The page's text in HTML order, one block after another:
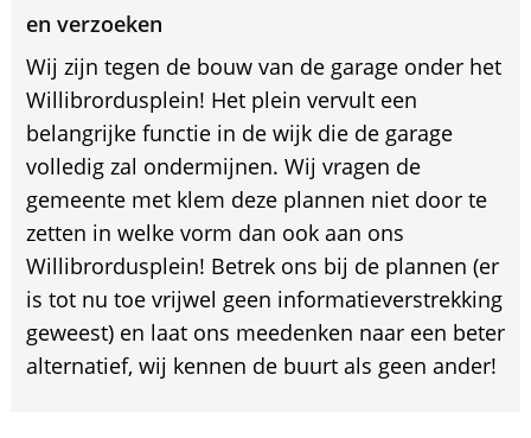
en verzoeken
Wij zijn tegen de bouw van de garage onder het
Willibrordusplein! Het plein vervult een
belangrijke functie in de wijk die de garage
volledig zal ondermijnen. Wij vragen de
gemeente met klem deze plannen niet door te
zetten in welke vorm dan ook aan ons
Willibrordusplein! Betrek ons bij de plannen (er
is tot nu toe vrijwel geen informatieverstrekking
geweest) en laat ons meedenken naar een beter
alternatief, wij kennen de buurt als geen ander!